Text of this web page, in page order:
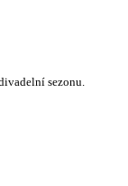
sezonu.